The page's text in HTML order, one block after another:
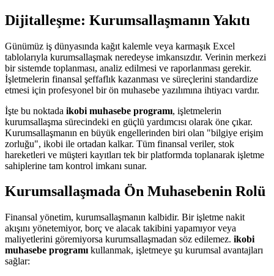
Dijitalleşme: Kurumsallaşmanın Yakıtı
Günümüz iş dünyasında kağıt kalemle veya karmaşık Excel
tablolarıyla kurumsallaşmak neredeyse imkansızdır. Verinin merkezi
bir sistemde toplanması, analiz edilmesi ve raporlanması gerekir.
İşletmelerin finansal şeffaflık kazanması ve süreçlerini standardize
etmesi için profesyonel bir ön muhasebe yazılımına ihtiyacı vardır.
İşte bu noktada ikobi muhasebe programı, işletmelerin
kurumsallaşma sürecindeki en güçlü yardımcısı olarak öne çıkar.
Kurumsallaşmanın en büyük engellerinden biri olan "bilgiye erişim
zorluğu", ikobi ile ortadan kalkar. Tüm finansal veriler, stok
hareketleri ve müşteri kayıtları tek bir platformda toplanarak işletme
sahiplerine tam kontrol imkanı sunar.
Kurumsallaşmada Ön Muhasebenin Rolü
Finansal yönetim, kurumsallaşmanın kalbidir. Bir işletme nakit
akışını yönetemiyor, borç ve alacak takibini yapamıyor veya
maliyetlerini göremiyorsa kurumsallaşmadan söz edilemez. ikobi
muhasebe programı kullanmak, işletmeye şu kurumsal avantajları
sağlar: